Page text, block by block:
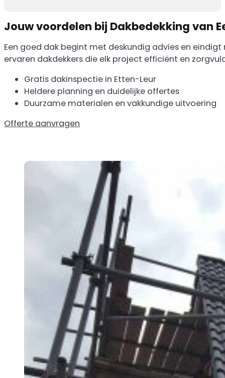
Jouw voordelen bij Dakbedekking van
Een goed dak begint met deskundig advies en
ervaren dakdekkers die elk project efficiënt en
Gratis dakinspectie in Etten-Leur
Heldere planning en duidelijke offertes
Duurzame materialen en vakkundige uitvoering
Offerte aanvragen